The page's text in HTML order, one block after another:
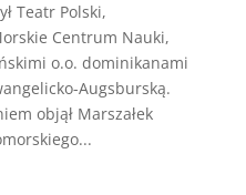
Teatr Polski,
Centrum Nauki,
o.o. dominikanami
Augsburską.
objął Marszałek